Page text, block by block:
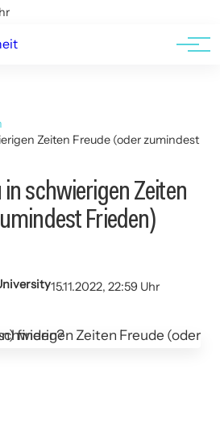
Zeiten Freude (oder zumindest
schwierigen Zeiten
Frieden)
15.11.2022, 22:59 Uhr